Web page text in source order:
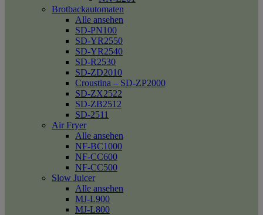
Brotbackautomaten
Alle ansehen
SD-PN100
SD-YR2550
SD-YR2540
SD-R2530
SD-ZD2010
Croustina – SD-ZP2000
SD-ZX2522
SD-ZB2512
SD-2511
Air Fryer
Alle ansehen
NF-BC1000
NF-CC600
NF-CC500
Slow Juicer
Alle ansehen
MJ-L900
MJ-L800